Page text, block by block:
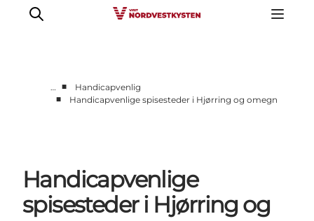
Events
Overnatning
Planlæg din ferie
… ■
Handicapvenlig
■
Handicapvenlige spisesteder i Hjørring og omegn
Handicapvenlige
spisesteder i Hjørring og